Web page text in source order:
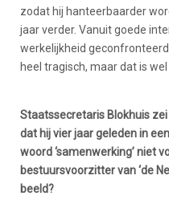
zodat hij hanteerbaarder
jaar verder. Vanuit goede
werkelijkheid
heel tragisch, maar dat is wel
Staatssecretaris Blokhuis
dat hij vier jaar geleden in
woord ‘samenwerking’ niet
bestuursvoorzitter van ‘de
beeld?